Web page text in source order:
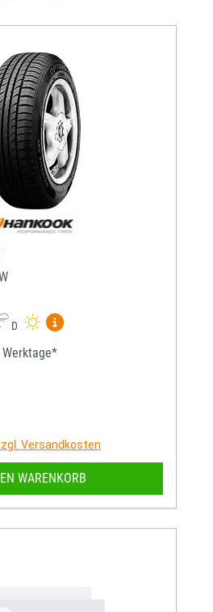
D
Mehr Informationen zum
Versandkosten
WARENKORB